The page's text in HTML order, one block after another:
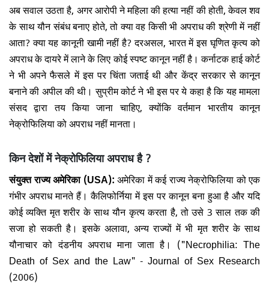
अब सवाल उठता है, अगर आरोपी ने महिला की हत्या नहीं की होती, केवल शव
के साथ यौन संबंध बनाए होते, तो क्या वह किसी भी अपराध की श्रेणी में नहीं
आता? क्या यह कानूनी खामी नहीं है? दरअसल, भारत में इस घृणित कृत्य को
अपराध के दायरे में लाने के लिए कोई स्पष्ट कानून नहीं है। कर्नाटक हाई कोर्ट
ने भी अपने फैसले में इस पर चिंता जताई थी और केंद्र सरकार से कानून
बनाने की अपील की थी। सुप्रीम कोर्ट ने भी इस पर ये कहा है कि यह मामला
संसद द्वारा तय किया जाना चाहिए, क्योंकि वर्तमान भारतीय कानून
नेक्रोफिलिया को अपराध नहीं मानता।
किन देशों में नेक्रोफिलिया अपराध है ?
संयुक्त राज्य अमेरिका (USA):अमेरिका में कई राज्य नेक्रोफिलिया को एक
गंभीर अपराध मानते हैं। कैलिफोर्निया में इस पर कानून बना हुआ है और यदि
कोई व्यक्ति मृत शरीर के साथ यौन कृत्य करता है, तो उसे 3 साल तक की
सजा हो सकती है। इसके अलावा, अन्य राज्यों में भी मृत शरीर के साथ
यौनाचार को दंडनीय अपराध माना जाता है। ("Necrophilia: The
Death of Sex and the Law" - Journal of Sex Research
(2006)